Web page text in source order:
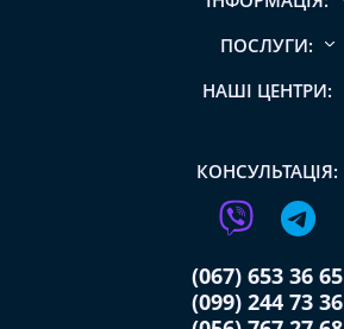
ПОСЛУГИ:
НАШІ ЦЕНТРИ:
КОНСУЛЬТАЦІЯ:
(067) 653 36 65
(099) 244 73 36